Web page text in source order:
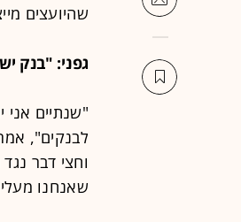
שהיועצים
גפני: "בנק
"שנתיים אני
לבנקים",
וחצי דבר
שאנחנו